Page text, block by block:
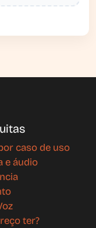
caso de uso
e áudio
ter?